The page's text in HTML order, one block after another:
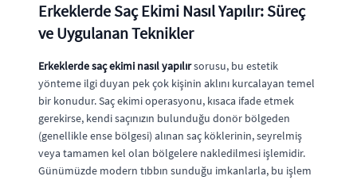
Erkeklerde Saç Ekimi Nasıl Yapılır: Süreç
ve Uygulanan Teknikler
Erkeklerde saç ekimi nasıl yapılırsorusu, bu estetik
yönteme ilgi duyan pek çok kişinin aklını kurcalayan temel
bir konudur. Saç ekimi operasyonu, kısaca ifade etmek
gerekirse, kendi saçınızın bulunduğu donör bölgeden
(genellikle ense bölgesi) alınan saç köklerinin, seyrelmiş
veya tamamen kel olan bölgelere nakledilmesi işlemidir.
Günümüzde modern tıbbın sunduğu imkanlarla, bu işlem